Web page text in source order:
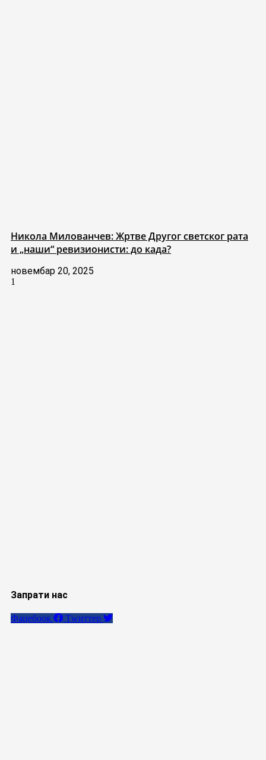
Никола Милованчев: Жртве Другог светског рата
и „наши“ ревизионисти: до када?
новембар 20, 2025
Запрати нас
Фацебоок Тwиттер